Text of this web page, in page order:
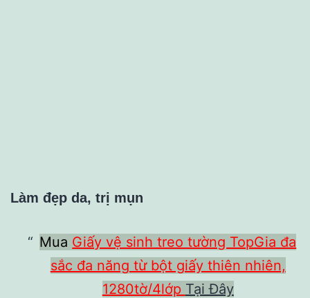
Làm đẹp da, trị mụn
Mua Giấy vệ sinh treo tường TopGia đa
sắc đa năng từ bột giấy thiên nhiên,
1280tờ/4lớp Tại Đây